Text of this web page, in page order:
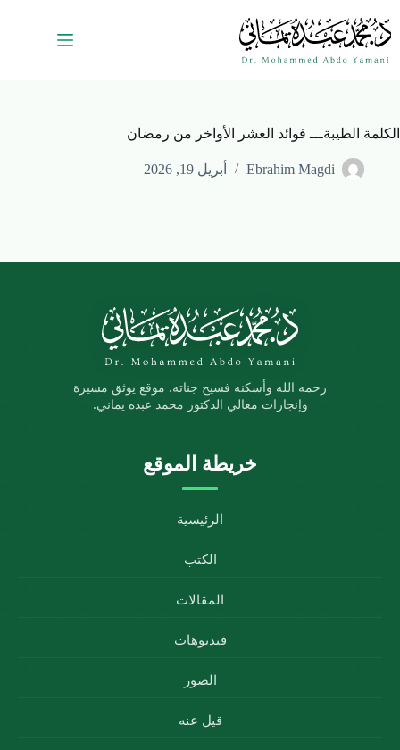
الكلمة الطيبةـــ فوائد العشر الأواخر من رمضان
Ebrahim Magdi أبريل 19, 2026
رحمه الله وأسكنه فسيح جناته. موقع يوثق مسيرة
وإنجازات معالي الدكتور محمد عبده يماني.
خريطة الموقع
الرئيسية
الكتب
المقالات
فيديوهات
الصور
قيل عنه